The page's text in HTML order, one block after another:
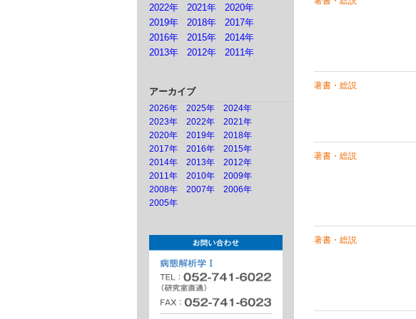
2022年
2021年
2020年
2019年
2018年
2017年
2016年
2015年
2014年
2013年
2012年 2011年
アーカイブ
2026年 2025年
2024年
2023年
2022年
2021年
2020年
2019年
2018年
2017年
2016年
2015年
2014年
2013年
2012年
2011年
2010年
2009年
2008年
2007年
2006年
2005年
著書・総説
著書・総説
著書・総説